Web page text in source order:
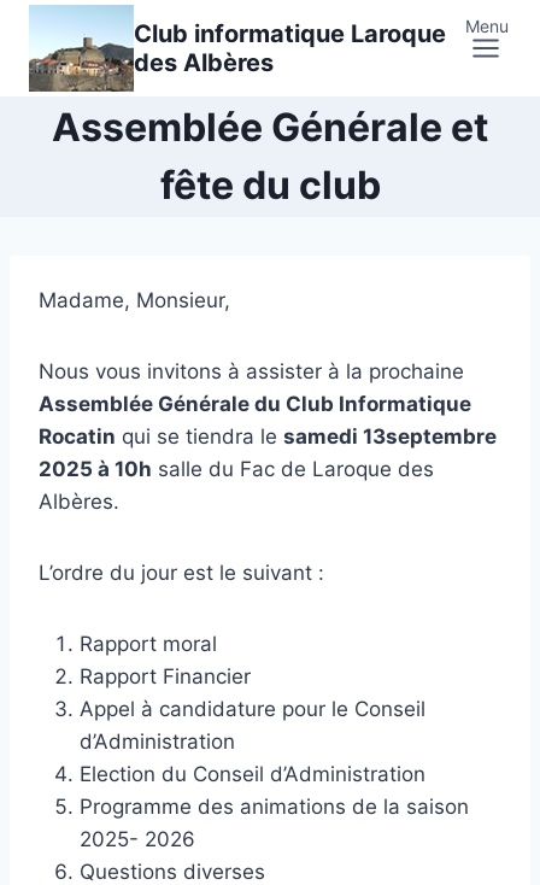
content
Club informatique Laroque
des Albères
Menu
Assemblée Générale et
fête du club
Madame, Monsieur,
Nous vous invitons à assister à la prochaine
Assemblée Générale du Club Informatique
Rocatin qui se tiendra le samedi 13septembre
2025 à 10h salle du Fac de Laroque des
Albères.
L’ordre du jour est le suivant :
Rapport moral
Rapport Financier
Appel à candidature pour le Conseil
d’Administration
Election du Conseil d’Administration
Programme des animations de la saison
2025- 2026
Questions diverses